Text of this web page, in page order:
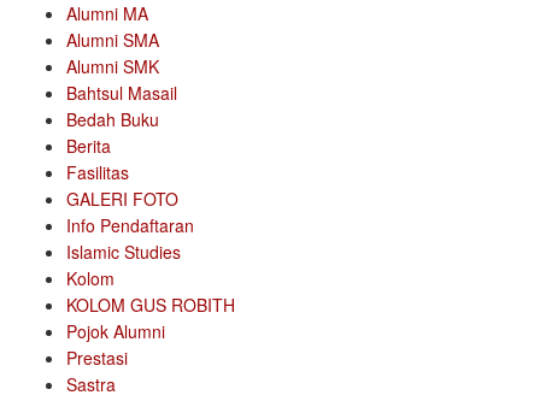
Alumni MA
Alumni SMA
Alumni SMK
Bahtsul Masail
Bedah Buku
Berita
Fasilitas
GALERI FOTO
Info Pendaftaran
Islamic Studies
Kolom
KOLOM GUS ROBITH
Pojok Alumni
Prestasi
Sastra